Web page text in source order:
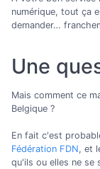
numérique, tout ça
demander…
Une
Mais comment ce
Belgique ?
En fait c'est
Fédération FDN, et
qu'ils ou elles ne se